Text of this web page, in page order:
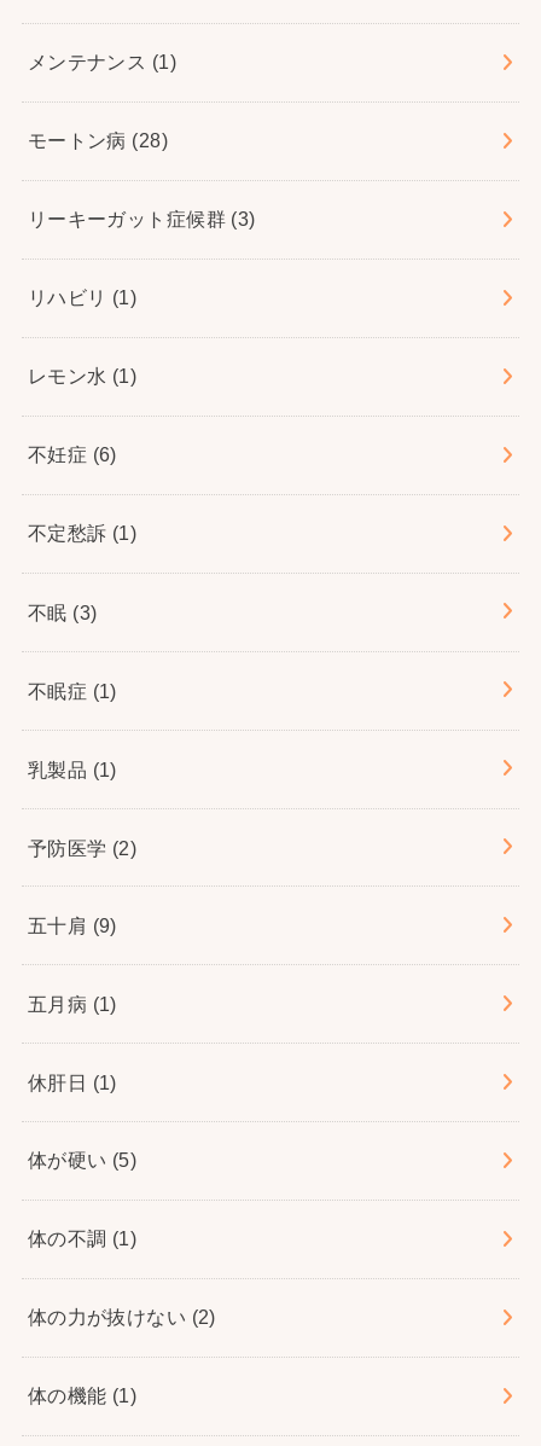
メンテナンス (1)
モートン病 (28)
リーキーガット症候群 (3)
リハビリ (1)
レモン水 (1)
不妊症 (6)
不定愁訴 (1)
不眠 (3)
不眠症 (1)
乳製品 (1)
予防医学 (2)
五十肩 (9)
五月病 (1)
休肝日 (1)
体が硬い (5)
体の不調 (1)
体の力が抜けない (2)
体の機能 (1)